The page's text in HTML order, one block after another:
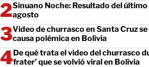
Sinuano Noche: Resultado del
agosto
Video de churrasco en Santa Cruz
causa polémica en Bolivia
De qué trata el video del churrasco
frater’ que se volvió viral en Bolivia